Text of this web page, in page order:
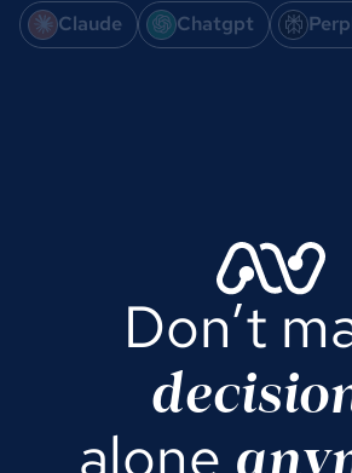
Claude
Chatgpt
Don’t
alone